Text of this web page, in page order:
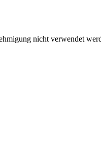
nicht verwendet